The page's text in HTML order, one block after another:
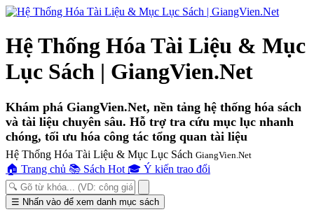
Hệ Thống Hóa Tài Liệu & Mục
Lục Sách | GiangVien.Net
Khám phá GiangVien.Net, nền tảng hệ thống hóa sách
và tài liệu chuyên sâu. Hỗ trợ tra cứu mục lục nhanh
chóng, tối ưu hóa công tác tổng quan tài liệu
Hệ Thống Hóa Tài Liệu & Mục Lục Sách GiangVien.Net
🏠 Trang chủ 📚 Sách Hot 🎓 Ý kiến trao đổi
Toggle
navigation
☰ Nhấn vào để xem danh mục sách